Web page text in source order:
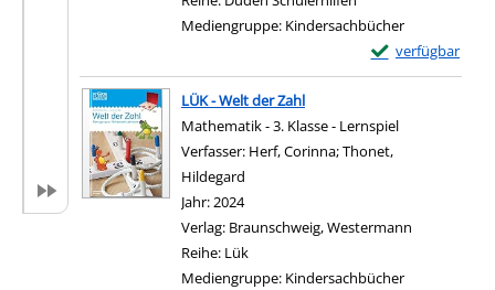
Mediengruppe: Kindersachbücher
verfügbar
Exemplar-Details
Zum Download
LÜK - Welt der Zahl
Mathematik - 3. Klasse - Lernspiel
Verfasser: Herf, Corinna;Thonet,
Hildegard
Jahr:2024
Verlag: Braunschweig, Westermann
Reihe: Lük
Mediengruppe: Kindersachbücher